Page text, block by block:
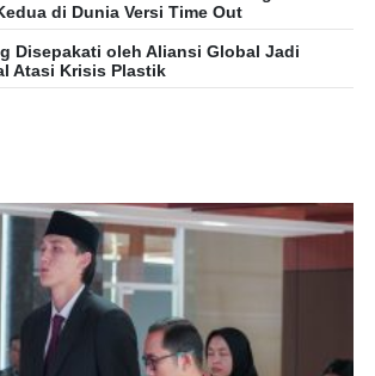
di Dunia Versi Time Out
Disepakati oleh Aliansi Global Jadi
Atasi Krisis Plastik